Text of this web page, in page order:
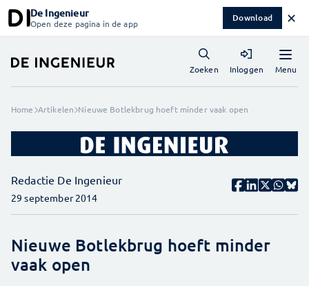
De Ingenieur
Open deze pagina in de app Download ✕
Menu
Zoeken Inloggen
Home Artikelen Nieuwe Botlekbrug hoeft minder vaak open
Redactie De Ingenieur
29 september 2014
Nieuwe Botlekbrug hoeft minder
vaak open